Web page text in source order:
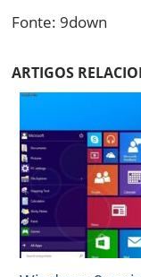
Fonte: 9down
ARTIGOS